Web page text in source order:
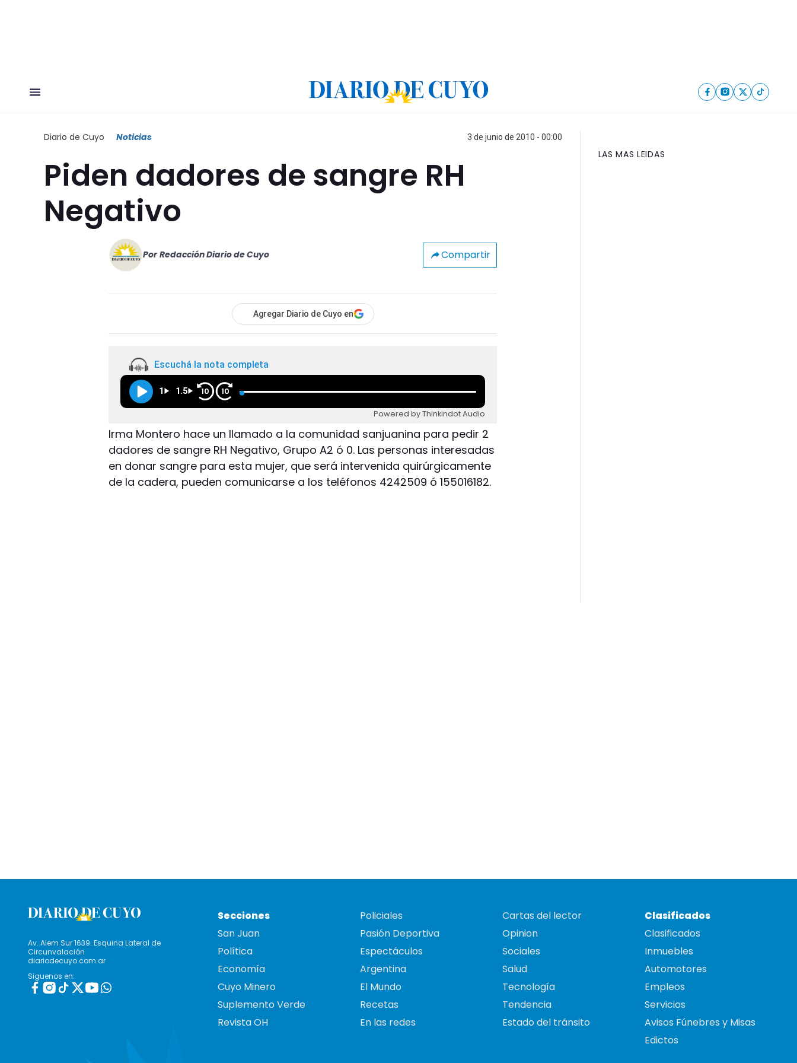
Diario de Cuyo Noticias 3 de junio de 2010 - 00:00
Piden dadores de sangre RH
Negativo
Por Redacción Diario de Cuyo Compartir
Agregar Diario de Cuyo en
Escuchá la nota completa
1 1.5 10 10
Powered by Thinkindot Audio
Irma Montero hace un llamado a la comunidad sanjuanina para pedir 2
dadores de sangre RH Negativo, Grupo A2 ó 0. Las personas interesadas
en donar sangre para esta mujer, que será intervenida quirúrgicamente
de la cadera, pueden comunicarse a los teléfonos 4242509 ó 155016182.
LAS MAS LEIDAS
Av. Alem Sur 1639. Esquina Lateral de
Circunvalación
diariodecuyo.com.ar
Siguenos en:
Secciones
San Juan
Política
Economía
Cuyo Minero
Suplemento Verde
Revista OH
Policiales
Pasión Deportiva
Espectáculos
Argentina
El Mundo
Recetas
En las redes
Cartas del lector
Opinion
Sociales
Salud
Tecnología
Tendencia
Estado del tránsito
Clasificados
Clasificados
Inmuebles
Automotores
Empleos
Servicios
Avisos Fúnebres y Misas
Edictos